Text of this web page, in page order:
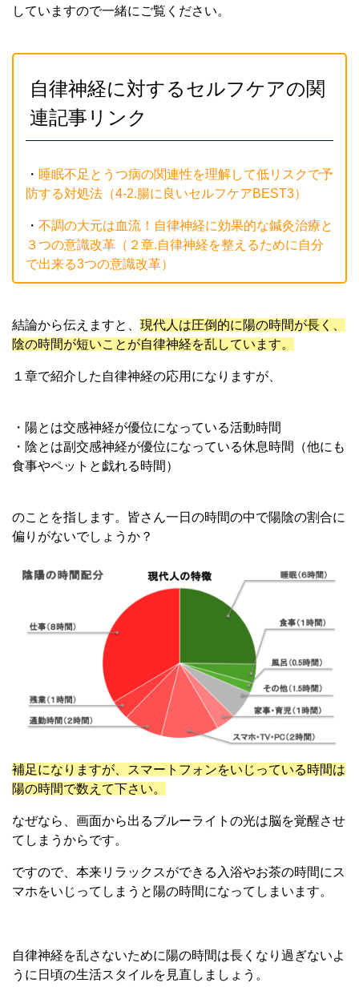
していますので一緒にご覧ください。
自律神経に対するセルフケアの関
連記事リンク
・ 睡眠不足とうつ病の関連性を理解して低リスクで予
防する対処法 （4-2.腸に良いセルフケアBEST3）
・ 不調の大元は血流！自律神経に効果的な鍼灸治療と
３つの意識改革（２章.自律神経を整えるために自分
で出来る3つの意識改革）
結論から伝えますと、 現代人は圧倒的に陽の時間が長く、
陰の時間が短いことが自律神経を乱しています。
１章で紹介した自律神経の応用になりますが、
・陽とは交感神経が優位になっている活動時間
・陰とは副交感神経が優位になっている休息時間（他にも
食事やペットと戯れる時間）
のことを指します。皆さん一日の時間の中で陽陰の割合に
偏りがないでしょうか？
補足になりますが、スマートフォンをいじっている時間は
陽の時間で数えて下さい。
なぜなら、画面から出るブルーライトの光は脳を覚醒させ
てしまうからです。
ですので、本来リラックスができる入浴やお茶の時間にス
マホをいじってしまうと陽の時間になってしまいます。
自律神経を乱さないために陽の時間は長くなり過ぎないよ
うに日頃の生活スタイルを見直しましょう。